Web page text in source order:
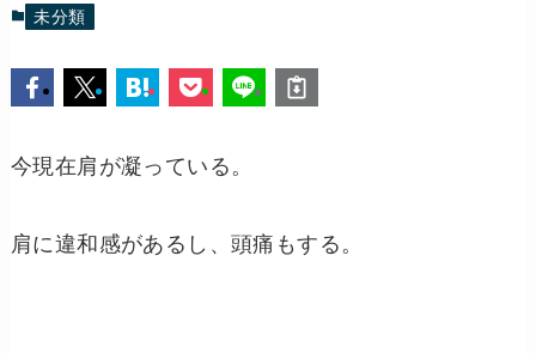
未分類
今現在肩が凝っている。
肩に違和感があるし、頭痛もする。